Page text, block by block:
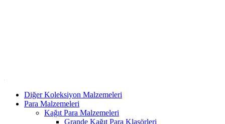
Diğer Koleksiyon Malzemeleri
Para Malzemeleri
Kağıt Para Malzemeleri
Grande Kağıt Para Klasörleri